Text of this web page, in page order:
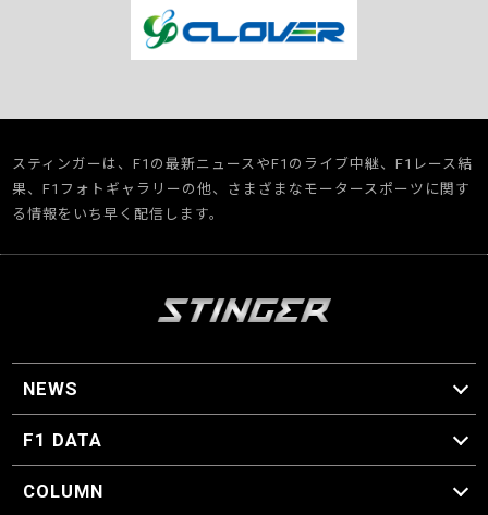
スティンガーは、F1の最新ニュースやF1のライブ中継、F1レース結
果、F1フォトギャラリーの他、さまざまなモータースポーツに関す
る情報をいち早く配信します。
NEWS
F1 ニュース
F1 DATA
F1 日程
F1 データ
COLUMN